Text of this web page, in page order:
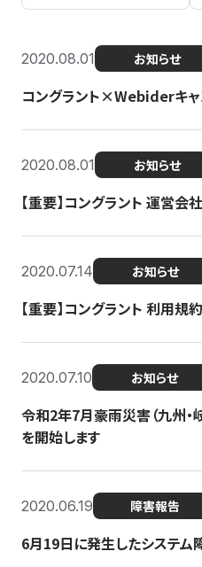
2020.08.01 お知らせ
コングラント×Webiderキャ
2020.08.01 お知らせ
【重要】コングラント 運営
2020.07.14 お知らせ
【重要】コングラント 利用規
2020.07.10 お知らせ
令和2年7月豪雨災害（九州・
を開始します
2020.06.19 障害報告
6月19日に発生したシステム